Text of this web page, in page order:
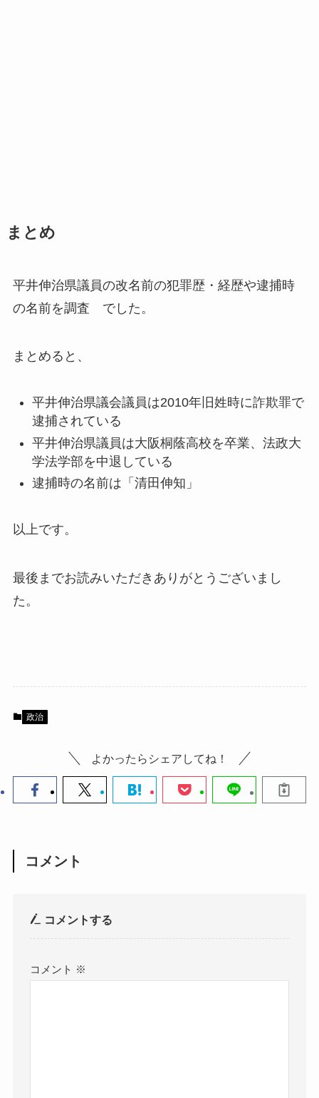
まとめ
平井伸治県議員の改名前の犯罪歴・経歴や逮捕時
の名前を調査 でした。
まとめると、
平井伸治県議会議員は2010年旧姓時に詐欺罪で
逮捕されている
平井伸治県議員は大阪桐蔭高校を卒業、法政大
学法学部を中退している
逮捕時の名前は「清田伸知」
以上です。
最後までお読みいただきありがとうございまし
た。
政治
よかったらシェアしてね！
コメント
コメントする
コメント ※